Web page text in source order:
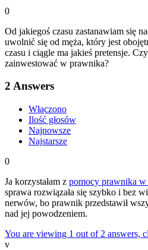
0
Od jakiegoś czasu zastanawiam się
uwolnić się od męża, który jest
czasu i ciągle ma jakieś pretensje.
zainwestować w prawnika?
2 Answers
Włączono
Ilość głosów
Najnowsze
Najstarsze
0
Ja korzystałam z pomocy prawnika
sprawa rozwiązała się szybko i bez
nerwów, bo prawnik przedstawił
nad jej powodzeniem.
You are viewing 1 out of 2 answers,
v